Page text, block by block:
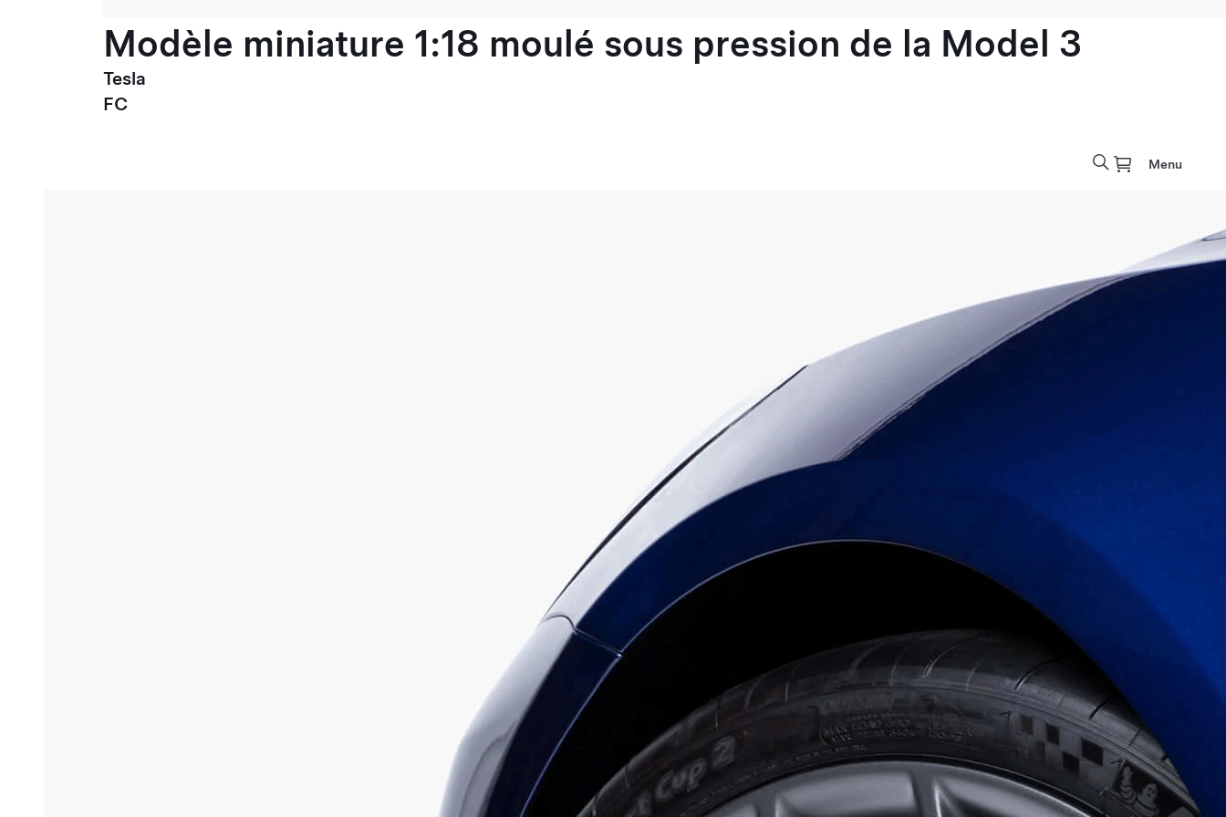
Modèle miniature 1:18 moulé sous pression de la Model 3
Tesla
FC
Menu